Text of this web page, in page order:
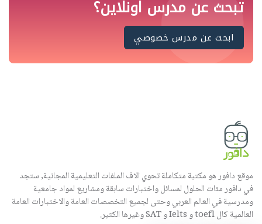
تبحث عن مدرس اونلاين؟
ابحث عن مدرس خصوصي
موقع دافور هو مكتبة متكاملة تحوي الاف الملفات التعليمية المجانية, ستجد
في دافور مئات الحلول لمسائل واختبارات سابقة ومشاريع لمواد جامعية
ومدرسية في العالم العربي وحتى لجميع التخصصات العامة والاختبارات العامة
العالمية كال toefl و Ielts و SAT وغيرها الكثير.